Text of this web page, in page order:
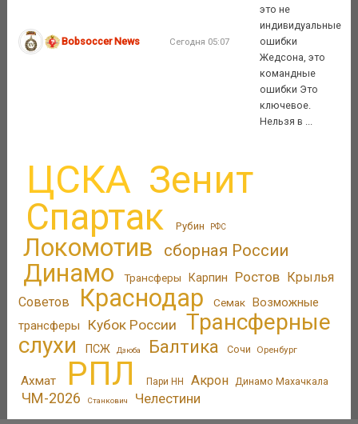
Bobsoccer News Сегодня 05:07
это не
индивидуальные
ошибки
Жедсона, это
командные
ошибки Это
ключевое.
Нельзя в ...
ЦСКА Зенит
Спартак Рубин РФС
Локомотив сборная России
Динамо Трансферы Карпин Ростов Крылья
Советов
Краснодар Семак Возможные
трансферы
Кубок России
Трансферные
слухи
ПСЖ Дзюба Балтика Сочи Оренбург
Ахмат РПЛ Пари НН Акрон Динамо Махачкала
ЧМ-2026 Станкович Челестини